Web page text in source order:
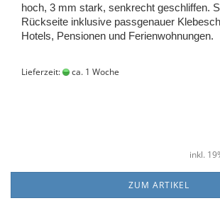
hoch, 3 mm stark, senk­recht ge­schlif­fen.
Rück­sei­te in­klu­si­ve pass­ge­nau­er
Ho­tels, Pen­sio­nen und Fe­ri­en­woh­nun­gen.
Lieferzeit: ca. 1 Woche
inkl.
ZUM ARTIKEL